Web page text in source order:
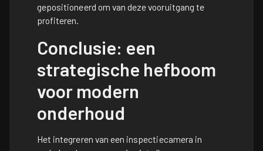
gepositioneerd om van deze vooruitgang te
profiteren.
Conclusie: een
strategische hefboom
voor modern
onderhoud
Het integreren van een inspectiecamera in